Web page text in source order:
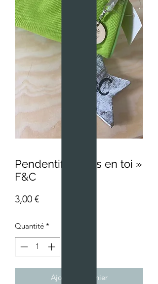
Pendentif « Crois en toi »
F&C
3,00 €Prix
Quantité *
Ajouter au panier